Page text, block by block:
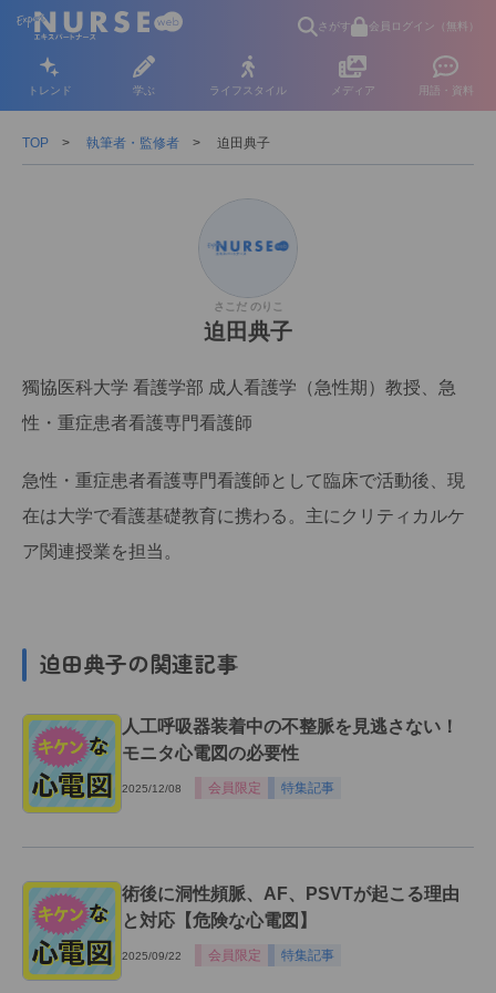
さがす 会員ログイン（無料）
トレンド 学ぶ ライフスタイル メディア 用語・資料
TOP 執筆者・監修者 迫田典子
さこだ のりこ
迫田典子
獨協医科大学 看護学部 成人看護学（急性期）教授、急
性・重症患者看護専門看護師
急性・重症患者看護専門看護師として臨床で活動後、現
在は大学で看護基礎教育に携わる。主にクリティカルケ
ア関連授業を担当。
迫田典子の関連記事
人工呼吸器装着中の不整脈を見逃さない！
モニタ心電図の必要性
2025/12/08 会員限定 特集記事
術後に洞性頻脈、AF、PSVTが起こる理由
と対応【危険な心電図】
2025/09/22 会員限定 特集記事